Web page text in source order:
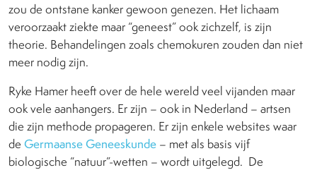
zou de ontstane kanker gewoon genezen. Het lichaam
veroorzaakt ziekte maar “geneest” ook zichzelf, is zijn
theorie. Behandelingen zoals chemokuren zouden dan niet
meer nodig zijn.
Ryke Hamer heeft over de hele wereld veel vijanden maar
ook vele aanhangers. Er zijn – ook in Nederland – artsen
die zijn methode propageren. Er zijn enkele websites waar
de Germaanse Geneeskunde – met als basis vijf
biologische “natuur”-wetten – wordt uitgelegd. De